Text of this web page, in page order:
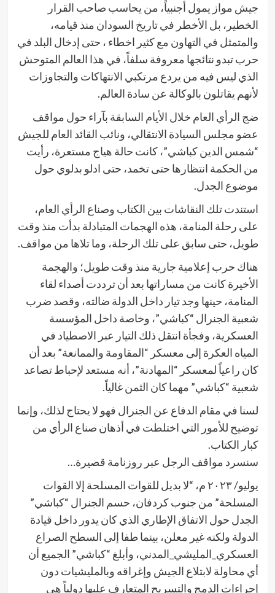
جيش مواز يمول أجنبياً، من يحاسب صاحب القرار
الخطير، بل الأخطر في تاريخ السودان منذ قيامه،
والمتمثل في التهاون مع كثير اخطاء ، حتى إدخال البلد في
حرب تبدو نتائجها معروفة سلفاً، في هذا العالم المتوحش
الذي ليس فيه من يردع مرتكبي الانتهاكات والتجاوزات
لأنهم يقاتلون بالوكالة عن سادة العالم.
ضج الرأي العام خلال الأيام السابقة بآراء حول مواقف
عضو مجلس السيادة الانتقالي، ونائب القائد العام للجيش
“شمس الدين كباشي”، كانت حالة هياج مستعرة، رأيت
من الحكمة انتظارها حتى تخمد، حتى ادلو بدلوي حول
موضوع الجدل.
استندت تلك النقاشات بين الكتاب وصناع الرأي العام،
على رحلة المنامة، هذه الهجمات المتبادلة بدأت منذ وقت
طويل، حتى سابق على تلك الرحلة، وما تلاها من مواقف.
هناك حرب إعلامية جارية منذ وقت طويل؛ والهجمة
الأخيرة كانت من مساراتها بعد أن ترددت أصداء لقاء
المنامة، حينها وجد تيار داخل الدولة ضالته، وقصد ضرب
شعبية الجنرال “كباشي”، وخاصة داخل المؤسسة
العسكرية، وفجأة انتقل ذلك التيار عبر الاصطياد في
المياه العكرة إلى معسكر “المقاومة والممانعة” بعد أن
كان راعياً لمعسكر “المهادنة”، أنه مستعد لإحباط تصاعد
شعبية “كباشي” مهما كان الثمن غالياً.
لسنا في مقام الدفاع عن الجنرال فهو لا يحتاج لذلك، وإنما
توضيح للأمور التي اختلطت في أذهان صناع الرأي من
كبار الكتاب.
سنسرد مواقف الرجل عبر روزنامة قصيرة…
يوليو/ ٢٠٢٣ م، “لا بديل للقوات المسلحة إلا القوات
المسلحة” من جنوب كردفان، حسم الجنرال “كباشي”
الجدل حول الاتفاق الإطاري الذي كان يدور داخل قيادة
الدولة ولكنه غير معلن، بينما طفا إلى السطح الصراع
العسكري_المليشي_المدني، وأبلغ “كباشي” الجميع أن
أي محاولة لابتلاع الجيش وإغراقه وبالمليشيات دون
إجراءات الدمج والتسريح المتعارف عليها دولياً هي